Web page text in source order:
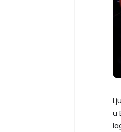
u